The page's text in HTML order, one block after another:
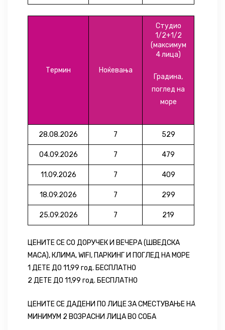
Термин Ноќевања
Студио
1/2+1/2
(максимум
4 лица)
Градина,
поглед на
море
28.08.2026 7 529
04.09.2026 7 479
11.09.2026 7 409
18.09.2026 7 299
25.09.2026 7 219
ЦЕНИТЕ СЕ СО ДОРУЧЕК И ВЕЧЕРА (ШВЕДСКА
МАСА), КЛИМА, WIFI, ПАРКИНГ И ПОГЛЕД НА МОРЕ
1 ДЕТЕ ДО 11,99 год. БЕСПЛАТНО
2 ДЕТЕ ДО 11,99 год. БЕСПЛАТНО
ЦЕНИТЕ СЕ ДАДЕНИ ПО ЛИЦЕ ЗА СМЕСТУВАЊЕ НА
МИНИМУМ 2 ВОЗРАСНИ ЛИЦА ВО СОБА